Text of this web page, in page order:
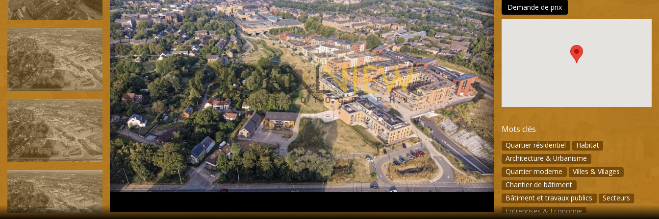
Demande de prix
Mots clés
Quartier résidentiel
Habitat
Architecture & Urbanisme
Quartier moderne
Villes & Vilages
Chantier de bâtiment
Bâtiment et travaux publics
Secteurs
Entreprises & Economie